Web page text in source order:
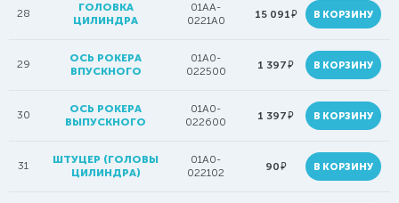
28
ГОЛОВКА
ЦИЛИНДРА
01AA-
0221A0
15 091руб. В КОРЗИНУ
29
ОСЬ РОКЕРА
ВПУСКНОГО
01A0-
022500
1 397руб. В КОРЗИНУ
30
ОСЬ РОКЕРА
ВЫПУСКНОГО
01A0-
022600
1 397руб. В КОРЗИНУ
31
ШТУЦЕР (ГОЛОВЫ
ЦИЛИНДРА)
01A0-
022102
90руб. В КОРЗИНУ